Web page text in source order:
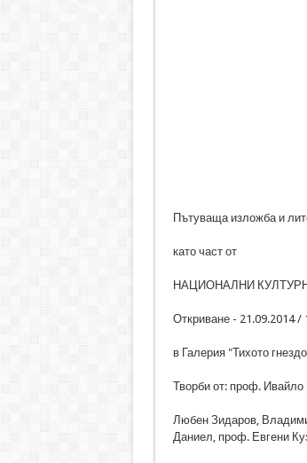
Пътуваща изложба и
като част от
НАЦИОНАЛНИ
Откриване - 21.09.2014 /
в Галерия "Тихото
Творби от: проф.
Любен Зидаров,
Даниел, проф. Евгени